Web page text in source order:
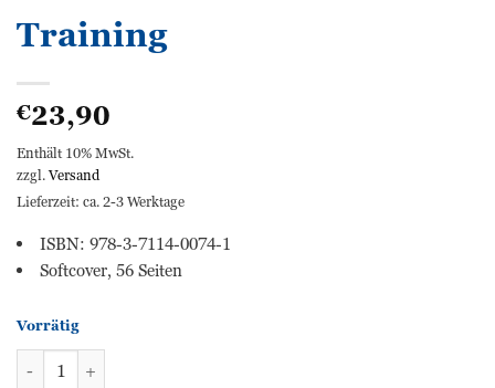
Training
€23,90
Enthält 10% MwSt.
zzgl.Versand
Lieferzeit: ca. 2-3 Werktage
ISBN: 978-3-7114-0074-1
Softcover, 56 Seiten
Vorrätig
Step by Step 1 - Test Training Menge